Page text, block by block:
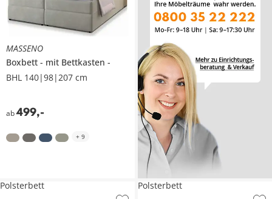
MASSENO
Boxbett
mit Bettkasten
BHL 140|98|207 cm
ab499,-
+ 9
Polsterbett Polsterbett